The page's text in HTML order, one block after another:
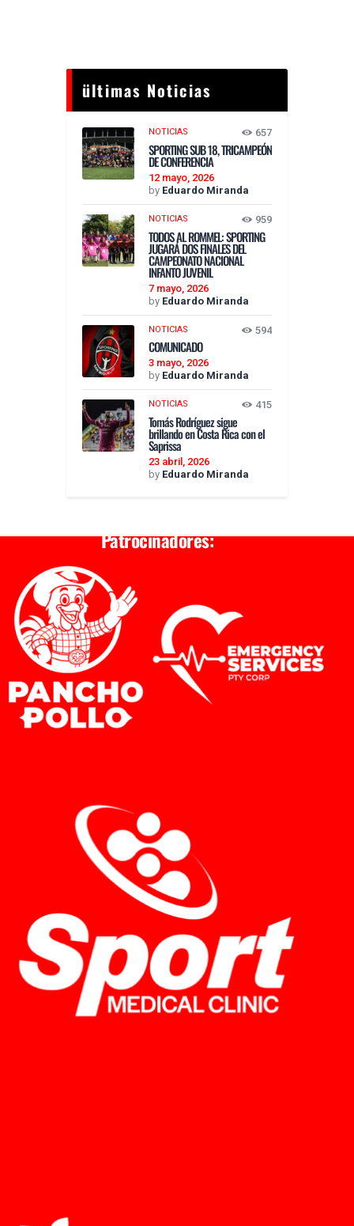
ültimas Noticias
NOTICIAS 657
SPORTING SUB 18, TRICAMPEÓN
DE CONFERENCIA
12 mayo, 2026
by Eduardo Miranda
NOTICIAS 959
TODOS AL ROMMEL: SPORTING
JUGARÁ DOS FINALES DEL
CAMPEONATO NACIONAL
INFANTO JUVENIL
7 mayo, 2026
by Eduardo Miranda
NOTICIAS 594
COMUNICADO
3 mayo, 2026
by Eduardo Miranda
NOTICIAS 415
Tomás Rodríguez sigue
brillando en Costa Rica con el
Saprissa
23 abril, 2026
by Eduardo Miranda
Patrocinadores: